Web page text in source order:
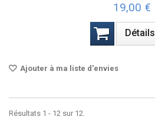
19,00 €
Détails
Ajouter à ma liste d'envies
Résultats 1 - 12 sur 12.